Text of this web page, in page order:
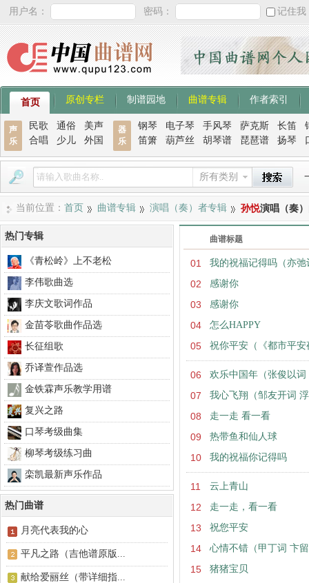
用户名： 密码： 记住我
首页 原创专栏 制谱园地 曲谱专辑 作者索引
声
乐
民歌 通俗
美声
合唱
少儿 外国
器
乐
钢琴 电子琴 手风琴 萨克斯 长笛
笛箫
葫芦丝 胡琴谱 琵琶谱 扬琴
所有类别
当前位置： 首页 曲谱专辑 演唱（奏）者专辑 孙悦演唱（奏
曲谱标题
01 我的祝福记得吗（亦弛
02 感谢你
03 感谢你
04 怎么HAPPY
05 祝你平安（《都市平
06 欢乐中国年（张俊以词
07 我心飞翔（邹友开词
08 走一走 看一看
09 热带鱼和仙人球
10 我的祝福你记得吗
11 云上青山
12 走一走，看一看
13 祝您平安
14 心情不错（甲丁词 卞
15 猪猪宝贝
热门专辑
《青松岭》上不老松
李伟歌曲选
李庆文歌词作品
金苗苓歌曲作品选
长征组歌
乔译萱作品选
金铁霖声乐教学用谱
复兴之路
口琴考级曲集
柳琴考级练习曲
栾凯最新声乐作品
热门曲谱
月亮代表我的心
平凡之路（吉他谱原版...
献给爱丽丝（带详细指...